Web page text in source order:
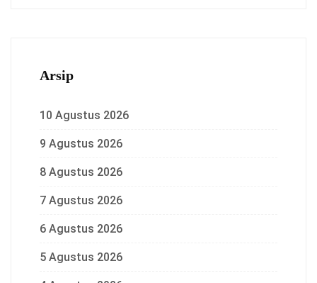
Arsip
10 Agustus 2026
9 Agustus 2026
8 Agustus 2026
7 Agustus 2026
6 Agustus 2026
5 Agustus 2026